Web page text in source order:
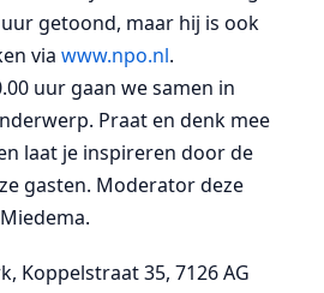
getoond, maar hij is ook
via www.npo.nl.
uur gaan we samen in
Praat en denk mee
laat je inspireren door de
gasten. Moderator deze
Koppelstraat 35, 7126 AG